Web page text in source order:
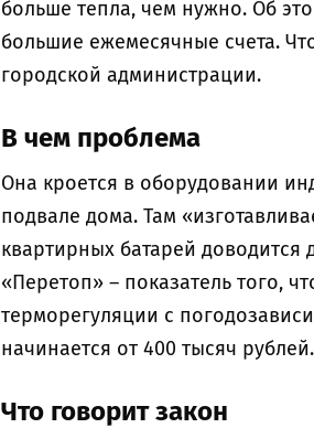
больше тепла, чем нужно. Об
большие ежемесячные счета.
городской администрации.
В чем проблема
Она кроется в оборудовании
подвале дома. Там
квартирных батарей
«Перетоп» – показатель того,
терморегуляции с
начинается от 400 тысяч рублей.
Что говорит закон